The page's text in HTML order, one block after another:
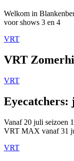
Welkom in
voor shows 3 en 4
VRT
VRT
VRT
Eyecatchers:
Vanaf 20 juli seizoen
VRT MAX vanaf 31
VRT